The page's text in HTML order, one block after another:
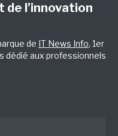
de l’innovation
de IT News Info, 1er
dédié aux professionnels